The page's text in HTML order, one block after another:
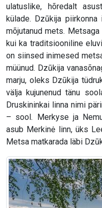
ulatuslike, hõredalt
külade. Dzūkija
mõjutanud mets.
kui ka traditsiooniline
on siinsed inimesed
müünud. Dzūkija
marju, oleks Dzūkija
välja kujunenud tänu
Druskininkai linna nimi
– sool. Merkyse ja
asub Merkinė linn, üks
Metsa matkarada läbi